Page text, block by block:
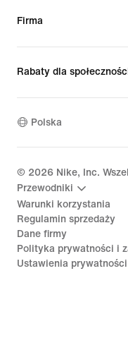
Firma
Rabaty dla
Polska
© 2026 Nike, Inc.
Przewodniki
Warunki korzystania
Regulamin sprzedaży
Dane firmy
Polityka prywatności i
Ustawienia